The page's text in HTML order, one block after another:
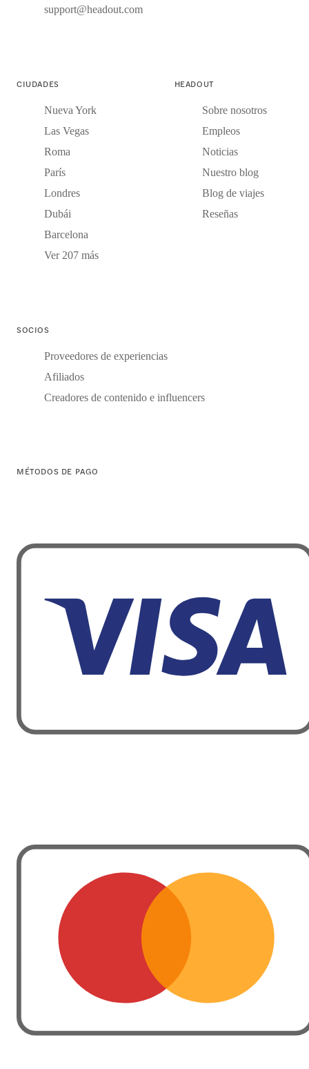
support@headout.com
CIUDADES
Nueva York
Las Vegas
Roma
París
Londres
Dubái
Barcelona
Ver 207 más
HEADOUT
Sobre nosotros
Empleos
Noticias
Nuestro blog
Blog de viajes
Reseñas
SOCIOS
Proveedores de experiencias
Afiliados
Creadores de contenido e influencers
MÉTODOS DE PAGO